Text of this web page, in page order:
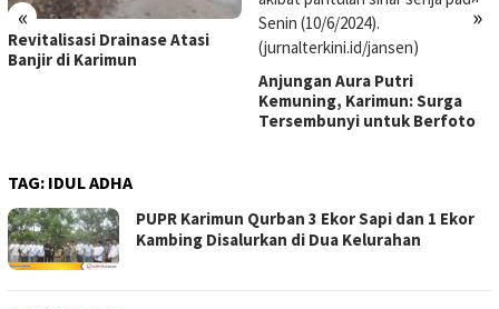
« »
Revitalisasi Drainase Atasi
Banjir di Karimun
Anjungan Aura Putri
Kemuning, Karimun: Surga
Tersembunyi untuk Berfoto
TAG: IDUL ADHA
PUPR Karimun Qurban 3 Ekor Sapi dan 1 Ekor
Kambing Disalurkan di Dua Kelurahan